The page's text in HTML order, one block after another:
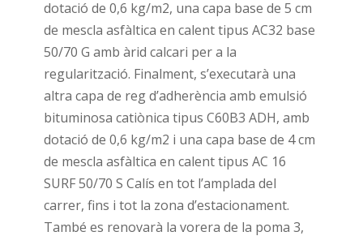
dotació de 0,6 kg/m2, una capa base de 5 cm
de mescla asfàltica en calent tipus AC32 base
50/70 G amb àrid calcari per a la
regularització. Finalment, s’executarà una
altra capa de reg d’adherència amb emulsió
bituminosa catiònica tipus C60B3 ADH, amb
dotació de 0,6 kg/m2 i una capa base de 4 cm
de mescla asfàltica en calent tipus AC 16
SURF 50/70 S Calís en tot l’amplada del
carrer, fins i tot la zona d’estacionament.
També es renovarà la vorera de la poma 3,